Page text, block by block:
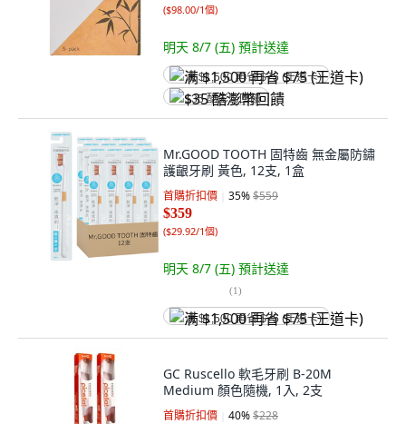
($98.00/1個)
明天 8/7 (五) 預計送達
满 $1,500 再省 $75 (王道卡)
$35 酷澎幣回饋
Mr.GOOD TOOTH 固特齒 無金屬防鏽
護齦牙刷 黃色, 12支, 1盒
首購折扣價 35%$559
$359
($29.92/1個)
明天 8/7 (五) 預計送達
(1)
满 $1,500 再省 $75 (王道卡)
GC Ruscello 軟毛牙刷 B-20M
Medium 顏色隨機, 1入, 2支
首購折扣價 40%$228